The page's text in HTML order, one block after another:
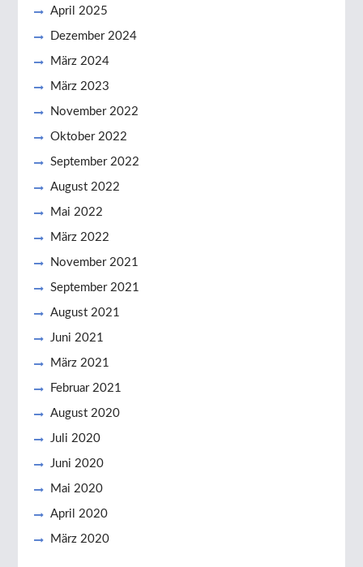
April 2025
Dezember 2024
März 2024
März 2023
November 2022
Oktober 2022
September 2022
August 2022
Mai 2022
März 2022
November 2021
September 2021
August 2021
Juni 2021
März 2021
Februar 2021
August 2020
Juli 2020
Juni 2020
Mai 2020
April 2020
März 2020